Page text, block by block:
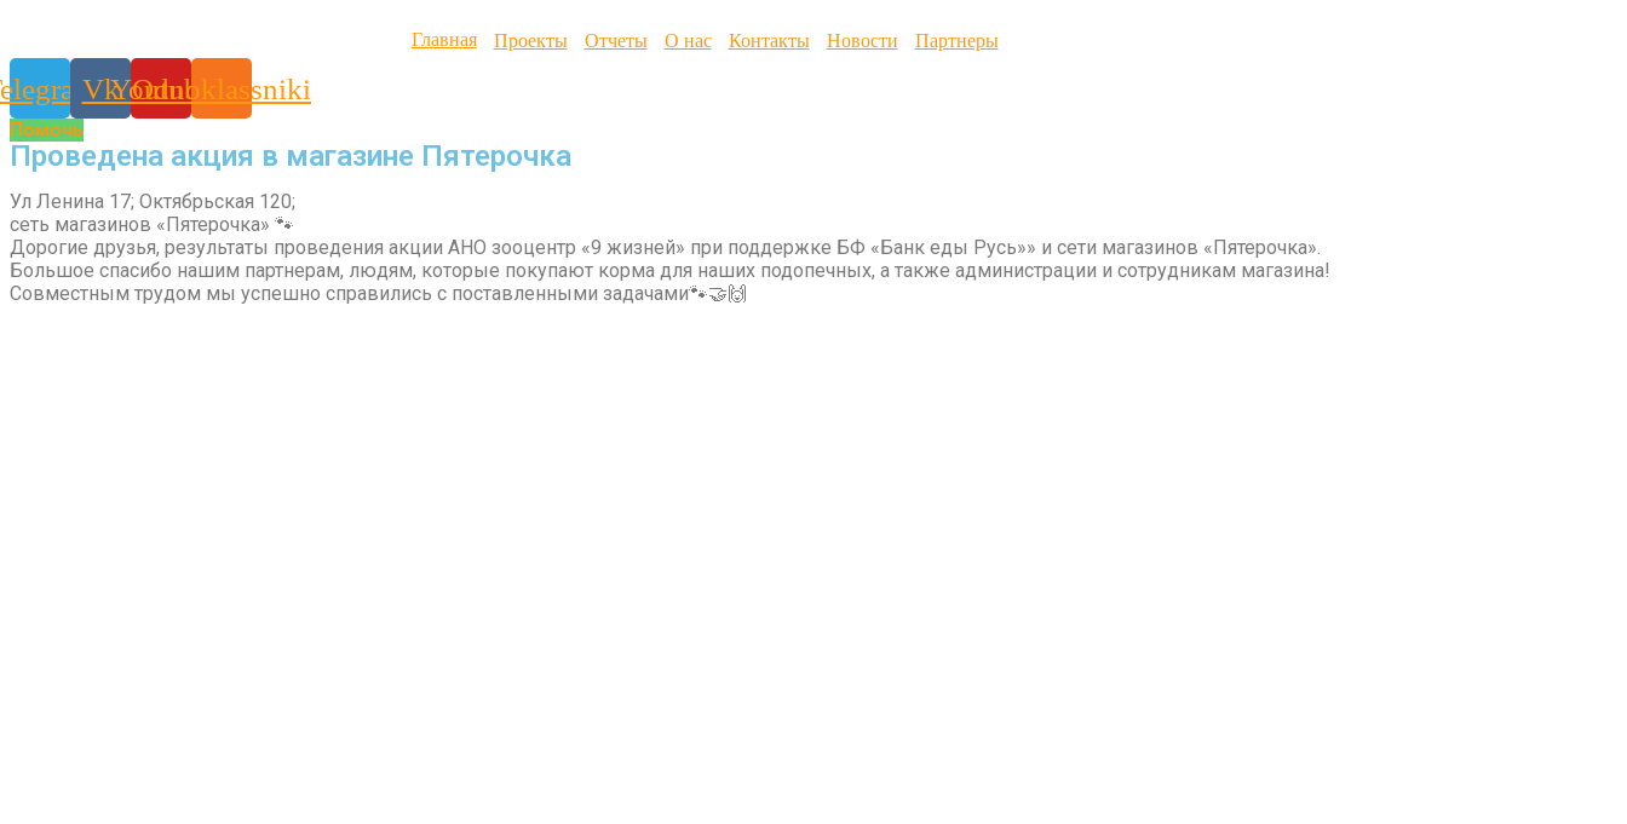
Главная Проекты Отчеты О нас Контакты Новости Партнеры
VkYoutube
Odnoklassniki
Помочь
Проведена акция в магазине Пятерочка
Ул Ленина 17; Октябрьская 120;
сеть магазинов «Пятерочка» 🐾
Дорогие друзья, результаты проведения акции АНО зооцентр «9 жизней» при поддержке БФ «Банк еды Русь»» и сети магазинов «Пятерочка».
Большое спасибо нашим партнерам, людям, которые покупают корма для наших подопечных, а также администрации и сотрудникам магазина!
Совместным трудом мы успешно справились с поставленными задачами🐾🤝🙌